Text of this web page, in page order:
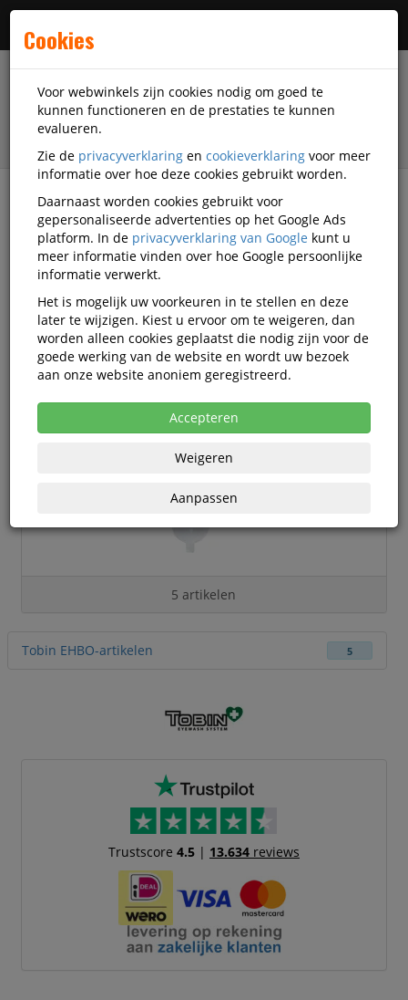
filter
Veiligheidsartikelen Tobin
Tobin veiligheidsartikelen
Tobin Veiligheidstoebehoren
5 artikelen
Tobin EHBO-artikelen 5
Trustscore 4.5| 13.634reviews
Cookies
Voor webwinkels zijn cookies nodig om goed te
kunnen functioneren en de prestaties te kunnen
evalueren.
Zie de privacyverklaring en cookieverklaring voor meer
informatie over hoe deze cookies gebruikt worden.
Daarnaast worden cookies gebruikt voor
gepersonaliseerde advertenties op het Google Ads
platform. In de privacyverklaring van Google kunt u
meer informatie vinden over hoe Google persoonlijke
informatie verwerkt.
Het is mogelijk uw voorkeuren in te stellen en deze
later te wijzigen. Kiest u ervoor om te weigeren, dan
worden alleen cookies geplaatst die nodig zijn voor de
goede werking van de website en wordt uw bezoek
aan onze website anoniem geregistreerd.
Accepteren
Weigeren
Aanpassen